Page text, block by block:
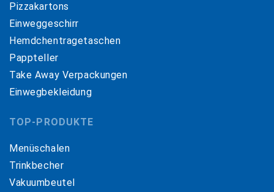
Pizzakartons
Einweggeschirr
Hemdchentragetaschen
Pappteller
Take Away Verpackungen
Einwegbekleidung
TOP-PRODUKTE
Menüschalen
Trinkbecher
Vakuumbeutel